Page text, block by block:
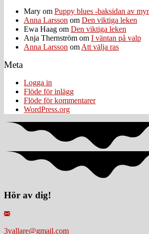
Mary om Puppy blues -baksidan av
Anna Larsson om Den viktiga leken
Ewa Haag om Den viktiga leken
Anja Thernström om I väntan på valp
Anna Larsson om Att välja ras
Meta
Logga in
Flöde för inlägg
Flöde för kommentarer
WordPress.org
Hör av dig!
3vallare@gmail.com